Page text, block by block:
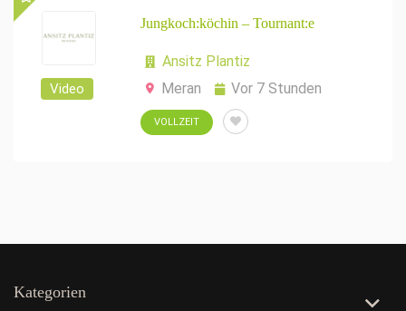
Video
Jungkoch:köchin – Tournant:e
Ansitz Plantiz
Meran
Vor 7 Stunden
VOLLZEIT
Kategorien